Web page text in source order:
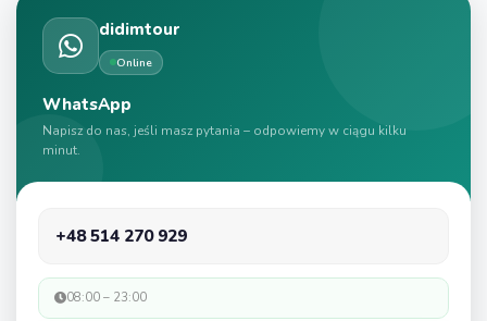
didimtour
Online
WhatsApp
Napisz do nas, jeśli masz pytania – odpowiemy w ciągu kilku
minut.
+48 514 270 929
08:00 – 23:00